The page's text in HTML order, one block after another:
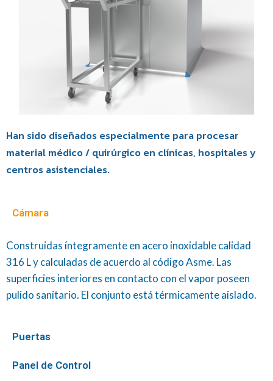
Han sido diseñados especialmente para procesar
material médico / quirúrgico en clínicas, hospitales y
centros asistenciales.
Cámara
Construidas íntegramente en acero inoxidable calidad
316 L y calculadas de acuerdo al código Asme. Las
superficies interiores en contacto con el vapor poseen
pulido sanitario. El conjunto está térmicamente aislado.
Puertas
Panel de Control